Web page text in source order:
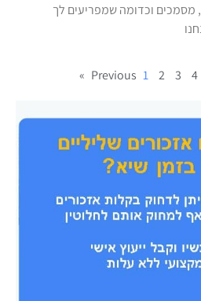
מסמכים וכדומה שמפריעים לך
1 2 3 4